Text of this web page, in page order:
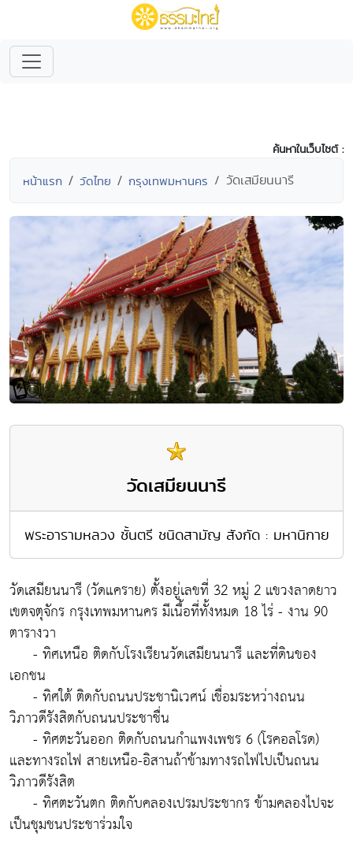
ค้นหาในเว็บไซต์ :
หน้าแรก วัดไทย กรุงเทพมหานคร วัดเสมียนนารี
วัดเสมียนนารี
พระอารามหลวง ชั้นตรี ชนิดสามัญ สังกัด : มหานิกาย
วัดเสมียนนารี (วัดแคราย) ตั้งอยู่เลขที่ 32 หมู่ 2 แขวงลาดยาว
เขตจตุจักร กรุงเทพมหานคร มีเนื้อที่ทั้งหมด 18 ไร่ - งาน 90
ตารางวา
- ทิศเหนือ ติดกับโรงเรียนวัดเสมียนนารี และที่ดินของ
เอกชน
- ทิศใต้ ติดกับถนนประชานิเวศน์ เชื่อมระหว่างถนน
วิภาวดีรังสิตกับถนนประชาชื่น
- ทิศตะวันออก ติดกับถนนกำแพงเพชร 6 (โรคอลโรด)
และทางรถไฟ สายเหนือ-อิสานถ้าข้ามทางรถไฟไปเป็นถนน
วิภาวดีรังสิต
- ทิศตะวันตก ติดกับคลองเปรมประชากร ข้ามคลองไปจะ
เป็นชุมชนประชาร่วมใจ